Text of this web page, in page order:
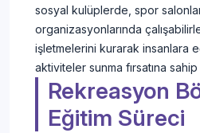
sosyal kulüplerde, spor
organizasyonlarında
işletmelerini kurarak insanlara
aktiviteler sunma fırsatına
Rekreasyon
Eğitim Süreci